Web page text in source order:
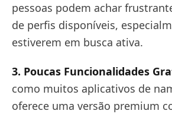
pessoas podem achar
de perfis disponíveis,
estiverem em busca ativa.
3. Poucas Funcionalidades
como muitos aplicativos de
oferece uma versão premium